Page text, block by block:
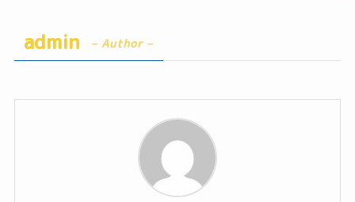
admin – Author –